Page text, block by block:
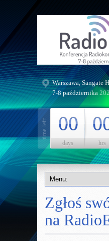
Warszawa, Sangate
7-8 października
00
days hrs
Zgłoś
na